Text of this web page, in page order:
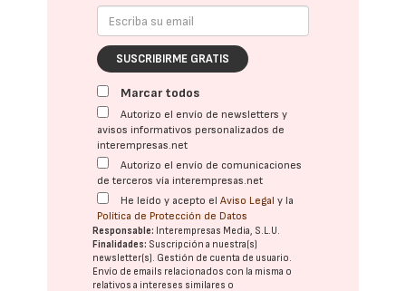
SUSCRIBIRME GRATIS
Marcar todos
Autorizo el envío de newsletters y
avisos informativos personalizados de
interempresas.net
Autorizo el envío de comunicaciones
de terceros vía interempresas.net
He leído y acepto elAviso Legal y la
Política de Protección de Datos
Responsable: Interempresas Media, S.L.U.
Finalidades: Suscripción a nuestra(s)
newsletter(s). Gestión de cuenta de usuario.
Envío de emails relacionados con la misma o
relativos a intereses similares o